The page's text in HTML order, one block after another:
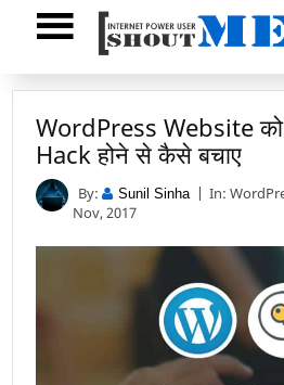
WordPress Website
Hack होने से कैसे बचाए
By: Sunil Sinha In:
Nov, 2017